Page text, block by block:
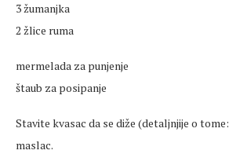
3 žumanjka
2 žlice ruma
mermelada za punjenje
štaub za posipanje
Stavite kvasac da se diže (detaljnjije o tome:
maslac.